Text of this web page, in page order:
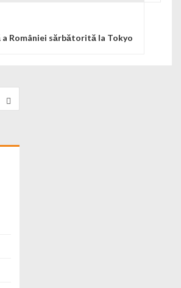
a României sărbătorită la Tokyo